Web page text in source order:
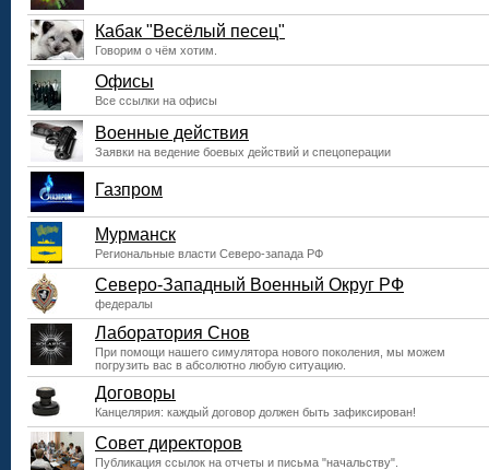
Кабак "Весёлый песец"
Говорим о чём хотим.
Офисы
Все ссылки на офисы
Военные действия
Заявки на ведение боевых действий и спецоперации
Газпром
Мурманск
Региональные власти Северо-запада РФ
Северо-Западный Военный Округ РФ
федералы
Лаборатория Снов
При помощи нашего симулятора нового поколения, мы можем
погрузить вас в абсолютно любую ситуацию.
Договоры
Канцелярия: каждый договор должен быть зафиксирован!
Совет директоров
Публикация ссылок на отчеты и письма "начальству".